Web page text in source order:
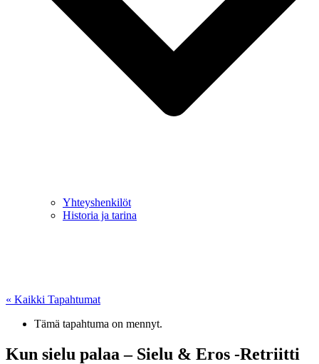
Yhteyshenkilöt
Historia ja tarina
« Kaikki Tapahtumat
Tämä tapahtuma on mennyt.
Kun sielu palaa – Sielu & Eros -Retriitti